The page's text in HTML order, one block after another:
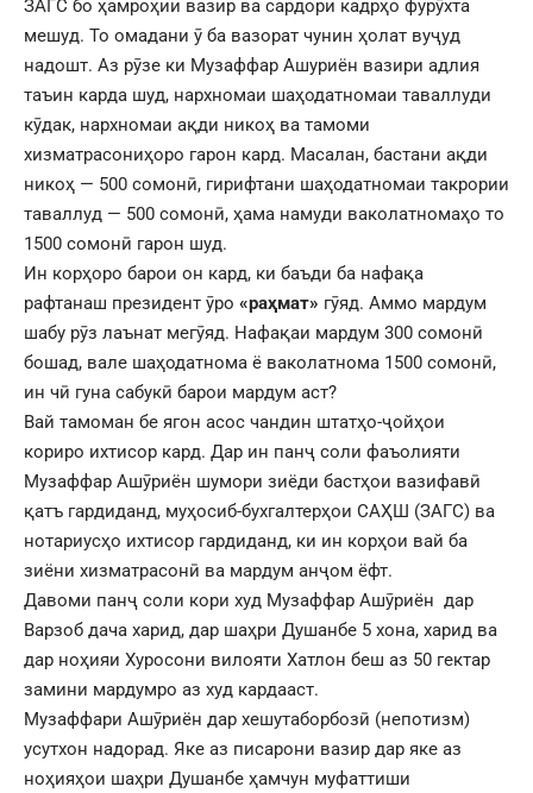
ЗАГС бо ҳамроҳии вазир ва сардори кадрҳо фурӯхта
мешуд. То омадани ӯ ба вазорат чунин ҳолат вуҷуд
надошт. Аз рӯзе ки Музаффар Ашуриён вазири адлия
таъин карда шуд, нархномаи шаҳодатномаи таваллуди
кӯдак, нархномаи ақди никоҳ ва тамоми
хизматрасониҳоро гарон кард. Масалан, бастани ақди
никоҳ — 500 сомонӣ, гирифтани шаҳодатномаи такрории
таваллуд — 500 сомонӣ, ҳама намуди ваколатномаҳо то
1500 сомонӣ гарон шуд.
Ин корҳоро барои он кард, ки баъди ба нафақа
рафтанаш президент ӯро «раҳмат» гӯяд. Аммо мардум
шабу рӯз лаънат мегӯяд. Нафақаи мардум 300 сомонӣ
бошад, вале шаҳодатнома ё ваколатнома 1500 сомонӣ,
ин чӣ гуна сабукӣ барои мардум аст?
Вай тамоман бе ягон асос чандин штатҳо-ҷойҳои
кориро ихтисор кард. Дар ин панҷ соли фаъолияти
Музаффар Ашӯриён шумори зиёди бастҳои вазифавӣ
қатъ гардиданд, муҳосиб-бухгалтерҳои САҲШ (ЗАГС) ва
нотариусҳо ихтисор гардиданд, ки ин корҳои вай ба
зиёни хизматрасонӣ ва мардум анҷом ёфт.
Давоми панҷ соли кори худ Музаффар Ашӯриён дар
Варзоб дача харид, дар шаҳри Душанбе 5 хона, харид ва
дар ноҳияи Хуросони вилояти Хатлон беш аз 50 гектар
замини мардумро аз худ кардааст.
Музаффари Ашӯриён дар хешутаборбозӣ (непотизм)
усутхон надорад. Яке аз писарони вазир дар яке аз
ноҳияҳои шаҳри Душанбе ҳамчун муфаттиши